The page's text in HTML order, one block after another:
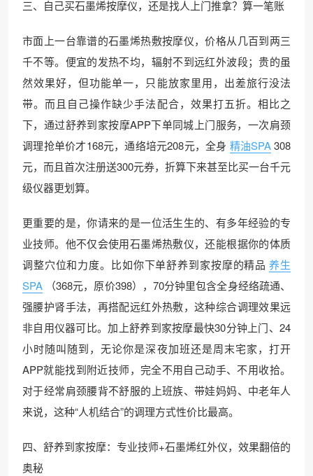
三、自己买石墨烯按摩仪，还是找人上门推拿？算一笔账
市面上一台靠谱的石墨烯热敷按摩仪，价格从几百到两三
千不等。便宜的发热不均，辐射不到远红外波段；贵的虽
然效果好，但功能单一，只能放家里用，出差旅行没法
带。而且自己操作缺少手法配合，效果打五折。相比之
下，通过舒养到家按摩APP下单同城上门服务，一次肩颈
调理抢单价才168元，通络培元208元，全身 精油SPA308
元，而且首次注册送300元券，折算下来甚至比买一台千元
级仪器更划算。
更重要的是，你请来的是一位活生生的、有多年经验的专
业技师。他不仅会使用石墨烯热敷仪，还能根据你的体质
调整穴位和力度。比如你下单舒养到家按摩的精品 养生
SPA
（368元，原价398），70分钟里包含全身经络疏通、
强腰护肾手法，再搭配远红外热敷，这种综合调理效果远
非自用仪器可比。加上舒养到家按摩最快30分钟上门、24
小时随叫随到，无论你是深夜加班还是周末宅家，打开
APP就能找到附近技师，完全不用自己动手、不用收拾。
对于经常肩颈腰背不舒服的上班族、带娃妈妈、中老年人
来说，这种“人机结合”的调理方式性价比最高。
四、舒养到家按摩：专业技师+石墨烯红外仪，效果翻倍的
奥秘